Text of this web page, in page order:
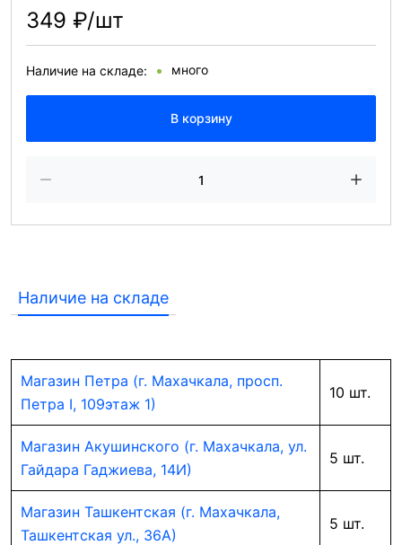
349 ₽/шт
Наличие на складе: много
В корзину
Наличие на складе
Магазин Петра (г. Махачкала, просп.
Петра I, 109этаж 1)
10 шт.
Магазин Акушинского (г. Махачкала, ул.
Гайдара Гаджиева, 14И)
5 шт.
Магазин Ташкентская (г. Махачкала,
Ташкентская ул., 36А)
5 шт.